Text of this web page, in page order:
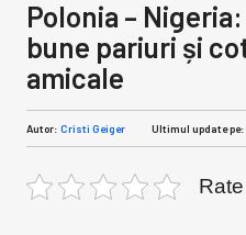
Polonia –
bune pariuri și
amicale
Autor: Cristi Geiger Ultimul update pe: